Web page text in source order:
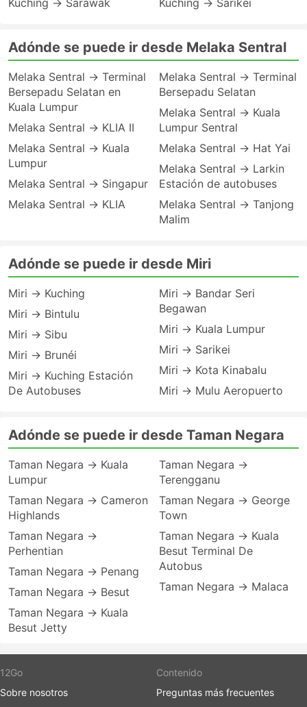
Kuching → Sarawak
Kuching → Sarikei
Adónde se puede ir desde Melaka Sentral
Melaka Sentral → Terminal
Bersepadu Selatan en
Kuala Lumpur
Melaka Sentral → KLIA II
Melaka Sentral → Kuala
Lumpur
Melaka Sentral → Singapur
Melaka Sentral → KLIA
Melaka Sentral → Terminal
Bersepadu Selatan
Melaka Sentral → Kuala
Lumpur Sentral
Melaka Sentral → Hat Yai
Melaka Sentral → Larkin
Estación de autobuses
Melaka Sentral → Tanjong
Malim
Adónde se puede ir desde Miri
Miri → Kuching
Miri → Bintulu
Miri → Sibu
Miri → Brunéi
Miri → Kuching Estación
De Autobuses
Miri → Bandar Seri
Begawan
Miri → Kuala Lumpur
Miri → Sarikei
Miri → Kota Kinabalu
Miri → Mulu Aeropuerto
Adónde se puede ir desde Taman Negara
Taman Negara → Kuala
Lumpur
Taman Negara → Cameron
Highlands
Taman Negara →
Perhentian
Taman Negara → Penang
Taman Negara → Besut
Taman Negara → Kuala
Besut Jetty
Taman Negara →
Terengganu
Taman Negara → George
Town
Taman Negara → Kuala
Besut Terminal De
Autobus
Taman Negara → Malaca
12Go
Sobre nosotros
Contenido
Preguntas más frecuentes